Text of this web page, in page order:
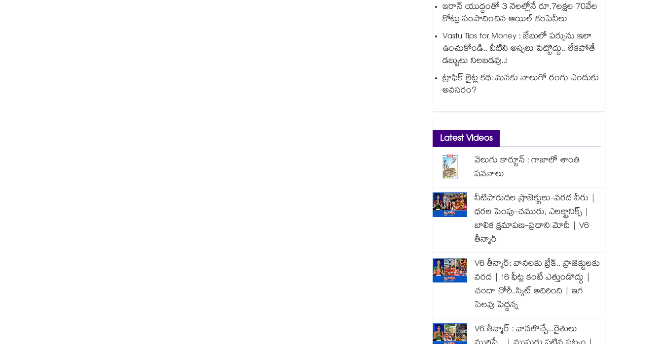
ఇరాన్ యుద్ధంతో 3 నెలల్లోనే రూ.7లక్షల 70వేల
కోట్లు సంపాదించిన ఆయిల్ కంపెనీలు
Vastu Tips for Money : జేబులో పర్సును ఇలా
ఉంచుకోండి.. వీటిని అస్సలు పెట్టొద్దు.. లేకపోతే
డబ్బులు నిలబడవు..!
ట్రాఫిక్ లైట్ల కథ: మనకు నాలుగో రంగు ఎందుకు
అవసరం?
Latest Videos
వెలుగు కార్టూన్ : గాజాలో శాంతి
పవనాలు
నీటిపారుదల ప్రాజెక్టులు-వరద నీరు |
ధరల పెంపు-చమురు, ఎలక్ట్రానిక్స్ |
బాలిక క్షమాపణ-ప్రధాని మోదీ | V6
తీన్మార్
V6 తీన్మార్: వానలకు బ్రేక్.. ప్రాజెక్టులకు
వరద | 16 ఫీట్ల కంటే ఎత్తుండొద్దు |
చందా చోరీ..స్కిట్ అదిరింది | ఇగ
సెలవు పెద్దన్న
V6 తీన్మార్ : వానలొచ్చే...రైతులు